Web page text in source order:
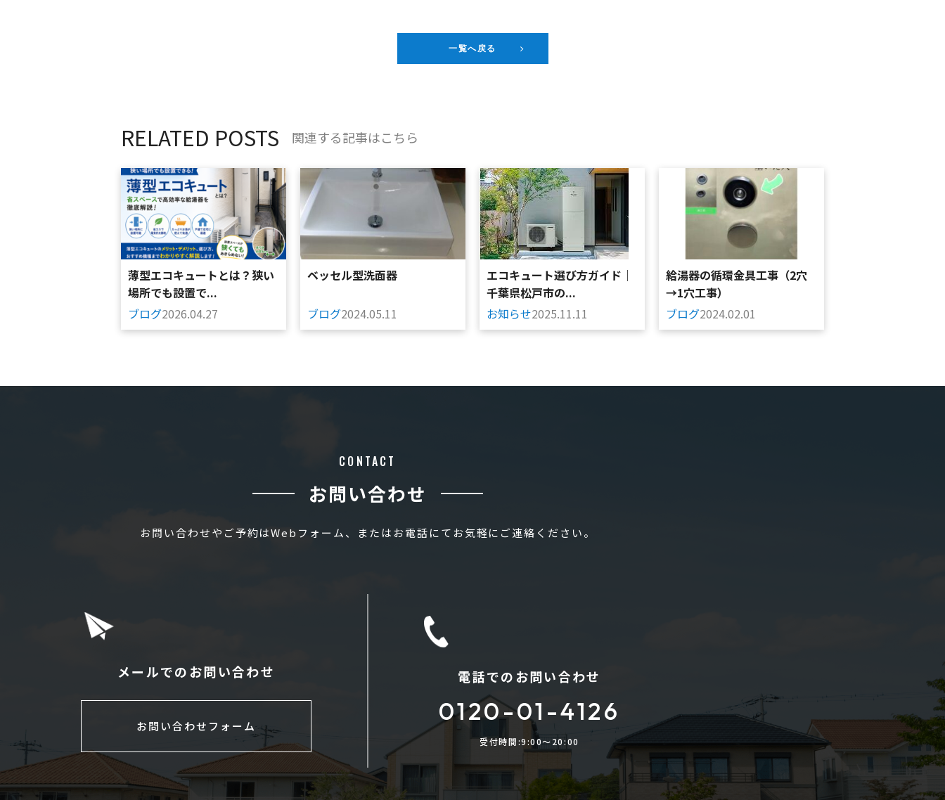
一覧へ戻る
RELATED POSTS 関連する記事はこちら
薄型エコキュートとは？狭い
場所でも設置で...
ブログ2026.04.27
ベッセル型洗面器
ブログ2024.05.11
エコキュート選び方ガイド｜
千葉県松戸市の...
お知らせ2025.11.11
給湯器の循環金具工事（2穴
→1穴工事）
ブログ2024.02.01
CONTACT
お問い合わせ
お問い合わせやご予約はWebフォーム、またはお電話にてお気軽にご連絡ください。
メールでのお問い合わせ
お問い合わせフォーム
電話でのお問い合わせ
0120-01-4126
受付時間:9:00〜20:00